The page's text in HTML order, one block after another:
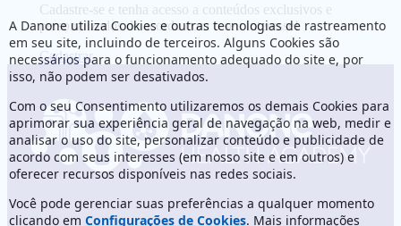
Cadastre-se e tenha acesso a conteúdos exclusivos e
personalizados de acordo com o seu interesse!
Cadastrar
A Danone utiliza Cookies e outras tecnologias de rastreamento
em seu site, incluindo de terceiros. Alguns Cookies são
necessários para o funcionamento adequado do site e, por
isso, não podem ser desativados.
Com o seu Consentimento utilizaremos os demais Cookies para
aprimorar sua experiência geral de navegação na web, medir e
analisar o uso do site, personalizar conteúdo e publicidade de
acordo com seus interesses (em nosso site e em outros) e
oferecer recursos disponíveis nas redes sociais.
Você pode gerenciar suas preferências a qualquer momento
clicando em Configurações de Cookies. Mais informações